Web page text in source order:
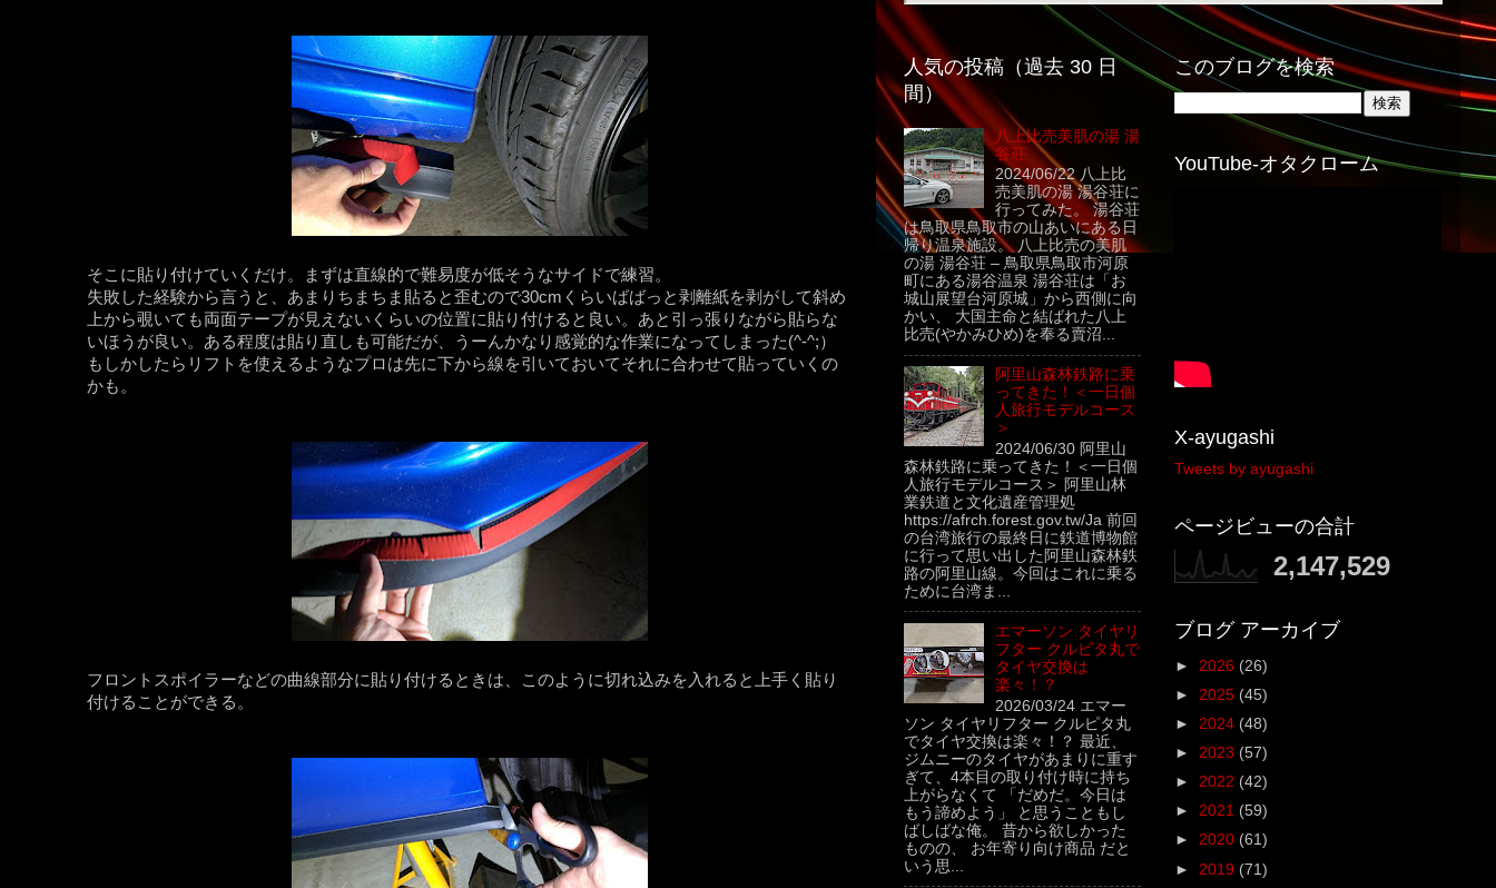
そこに貼り付けていくだけ。まずは直線的で難易度が低そうなサイドで練習。
失敗した経験から言うと、あまりちまちま貼ると歪むので30cmくらいばばっと剥離紙を剥がして斜め
上から覗いても両面テープが見えないくらいの位置に貼り付けると良い。あと引っ張りながら貼らな
いほうが良い。ある程度は貼り直しも可能だが、うーんかなり感覚的な作業になってしまった(^-^;）
もしかしたらリフトを使えるようなプロは先に下から線を引いておいてそれに合わせて貼っていくの
かも。
フロントスポイラーなどの曲線部分に貼り付けるときは、このように切れ込みを入れると上手く貼り
付けることができる。
人気の投稿（過去 30 日
間）
八上比売美肌の湯 湯
谷荘
2024/06/22 八上比
売美肌の湯 湯谷荘に
行ってみた。 湯谷荘
は鳥取県鳥取市の山あいにある日
帰り温泉施設。 八上比売の美肌
の湯 湯谷荘 – 鳥取県鳥取市河原
町にある湯谷温泉 湯谷荘は「お
城山展望台河原城」から西側に向
かい、 大国主命と結ばれた八上
比売(やかみひめ)を奉る賣沼...
阿里山森林鉄路に乗
ってきた！＜一日個
人旅行モデルコース
＞
2024/06/30 阿里山
森林鉄路に乗ってきた！＜一日個
人旅行モデルコース＞ 阿里山林
業鉄道と文化遺産管理処
https://afrch.forest.gov.tw/Ja 前回
の台湾旅行の最終日に鉄道博物館
に行って思い出した阿里山森林鉄
路の阿里山線。今回はこれに乗る
ために台湾ま...
エマーソン タイヤリ
フター クルピタ丸で
タイヤ交換は
楽々！？
2026/03/24 エマー
ソン タイヤリフター クルピタ丸
でタイヤ交換は楽々！？ 最近、
ジムニーのタイヤがあまりに重す
ぎて、4本目の取り付け時に持ち
上がらなくて 「だめだ。今日は
もう諦めよう」 と思うこともし
ばしばな俺。 昔から欲しかった
ものの、 お年寄り向け商品 だと
いう思...
このブログを検索
YouTube-オタクローム
X-ayugashi
Tweets by ayugashi
ページビューの合計
2,147,529
ブログ アーカイブ
► 2026 (26)
► 2025 (45)
► 2024 (48)
► 2023 (57)
► 2022 (42)
► 2021 (59)
► 2020 (61)
► 2019 (71)